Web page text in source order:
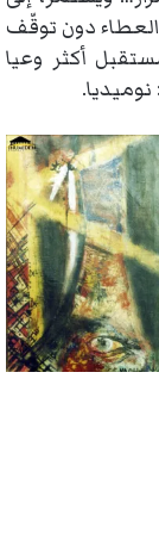
العطاء دون توقّف
أكثر وعيا